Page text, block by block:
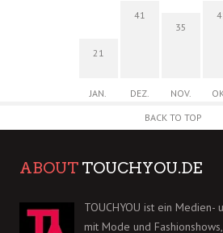
21
JAN.
41
DEZ.
35
NOV.
BACK TO TOP
ABOUT TOUCHYOU.DE
TOUCHYOU ist ein
mit Mode und